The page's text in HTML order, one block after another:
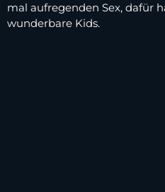
mal aufregenden Sex, dafür
wunderbare Kids.